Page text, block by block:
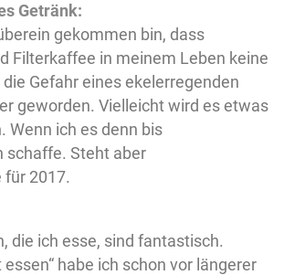
Getränk:
gekommen bin, dass
Filterkaffee in meinem Leben keine
Gefahr eines ekelerregenden
geworden. Vielleicht wird es etwas
Wenn ich es denn bis
schaffe. Steht aber
für 2017.
die ich esse, sind fantastisch.
essen“ habe ich schon vor längerer